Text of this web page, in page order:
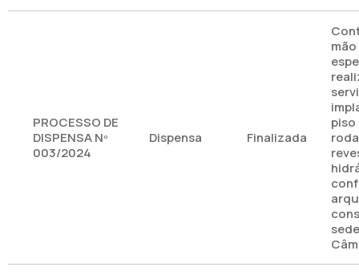
PROCESSO DE
DISPENSA Nº
003/2024
Dispensa Finalizada